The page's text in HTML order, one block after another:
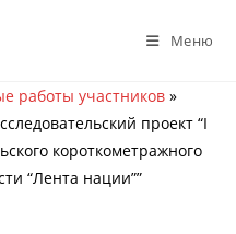
Меню
работы участников »
проект “I
короткометражного
“Лента нации””